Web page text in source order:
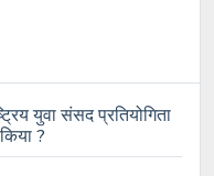
युवा संसद प्रतियोगिता
?